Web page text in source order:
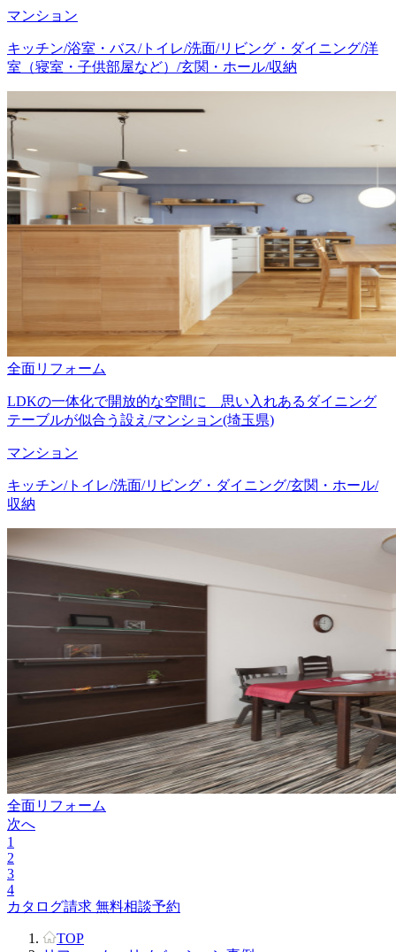
マンション
キッチン/浴室・バス/トイレ/洗面/リビング・ダイニング/洋
室（寝室・子供部屋など）/玄関・ホール/収納
全面リフォーム
LDKの一体化で開放的な空間に 思い入れあるダイニング
テーブルが似合う設え/マンション(埼玉県)
マンション
キッチン/トイレ/洗面/リビング・ダイニング/玄関・ホール/
収納
全面リフォーム
次へ
1
2
3
4
カタログ請求 無料相談予約
TOP